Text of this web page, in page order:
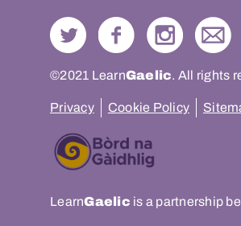
©2021 LearnGaelic. All rights
Privacy Cookie Policy
LearnGaelic is a partnership